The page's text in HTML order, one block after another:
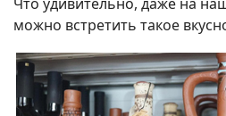
можно встретить такое